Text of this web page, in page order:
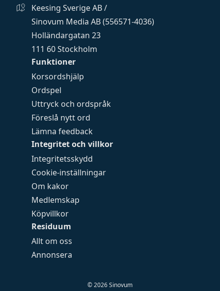
Funktioner
Korsordshjälp
Ordspel
Uttryck och ordspråk
Föreslå nytt ord
Lämna feedback
Integritet och villkor
Integritetsskydd
Cookie-inställningar
Om kakor
Medlemskap
Köpvillkor
Residuum
Allt om oss
Annonsera
Keesing Sverige AB /
Sinovum Media AB (556571-4036)
Holländargatan 23
111 60 Stockholm
©2026Sinovum